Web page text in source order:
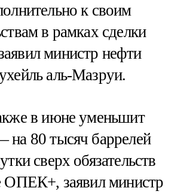
к своим
в рамках сделки
министр нефти
аль-Мазруи.
в июне уменьшит
80 тысяч баррелей
сверх обязательств
ОПЕК+, заявил министр